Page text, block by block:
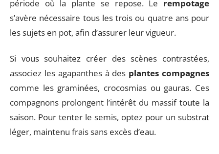
période où la plante se repose. Le rempotage
s’avère nécessaire tous les trois ou quatre ans pour
les sujets en pot, afin d’assurer leur vigueur.
Si vous souhaitez créer des scènes contrastées,
associez les agapanthes à des plantes compagnes
comme les graminées, crocosmias ou gauras. Ces
compagnons prolongent l’intérêt du massif toute la
saison. Pour tenter le semis, optez pour un substrat
léger, maintenu frais sans excès d’eau.